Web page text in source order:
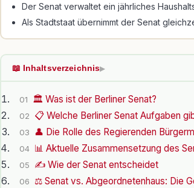
Der Senat verwaltet ein jährliches
Als Stadtstaat übernimmt der Senat
📖 Inhaltsverzeichnis▶
01 🏛 Was ist der Berliner Senat?
02 📋 Welche Berliner Senat Aufgaben
03 👤 Die Rolle des Regierenden
04 📊 Aktuelle Zusammensetzung des
05 ✍️ Wie der Senat entscheidet
06 ⚖️ Senat vs. Abgeordnetenhaus: Die